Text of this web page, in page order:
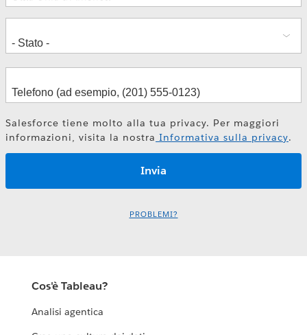
Salesforce tiene molto alla tua privacy. Per maggiori
informazioni, visita la nostra Informativa sulla privacy.
PROBLEMI?
Cos'è Tableau?
Analisi agentica